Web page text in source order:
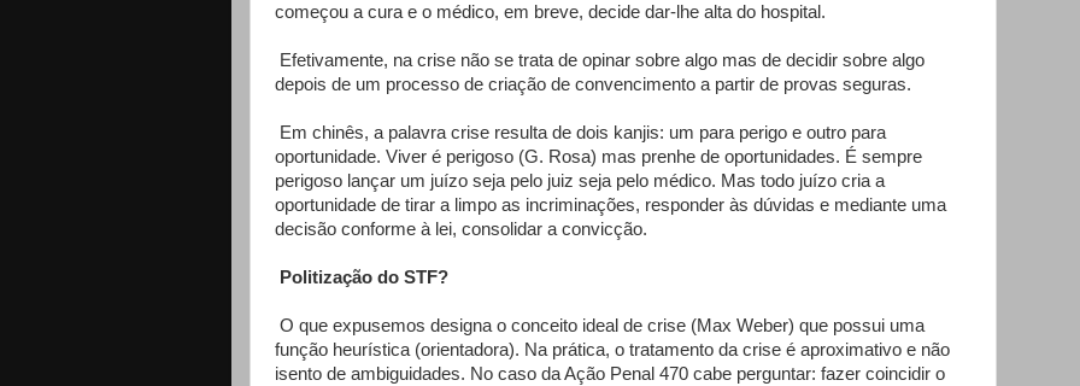
começou a cura e o médico, em breve, decide dar-lhe alta do hospital.
Efetivamente, na crise não se trata de opinar sobre algo mas de decidir sobre algo
depois de um processo de criação de convencimento a partir de provas seguras.
Em chinês, a palavra crise resulta de dois kanjis: um para perigo e outro para
oportunidade. Viver é perigoso (G. Rosa) mas prenhe de oportunidades. É sempre
perigoso lançar um juízo seja pelo juiz seja pelo médico. Mas todo juízo cria a
oportunidade de tirar a limpo as incriminações, responder às dúvidas e mediante uma
decisão conforme à lei, consolidar a convicção.
Politização do STF?
O que expusemos designa o conceito ideal de crise (Max Weber) que possui uma
função heurística (orientadora). Na prática, o tratamento da crise é aproximativo e não
isento de ambiguidades. No caso da Ação Penal 470 cabe perguntar: fazer coincidir o